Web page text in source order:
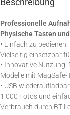
Beschreibung
Professionelle
Physische Tasten
• Einfach zu
Vielseitig einsetzbar
• Innovative Nutzung:
Modelle mit MagSafe-
• USB
1.000 Fotos und
Verbrauch durch BT